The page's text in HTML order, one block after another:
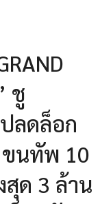
ชู
ลดล็อก
ขนทัพ 10
สุด 3 ล้าน